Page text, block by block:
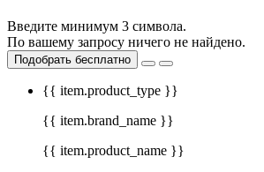
Введите минимум 3 символа.
По вашему запросу ничего не найдено.
Подобрать бесплатно
{{ item.product_type }}
{{ item.brand_name }}
{{ item.product_name }}